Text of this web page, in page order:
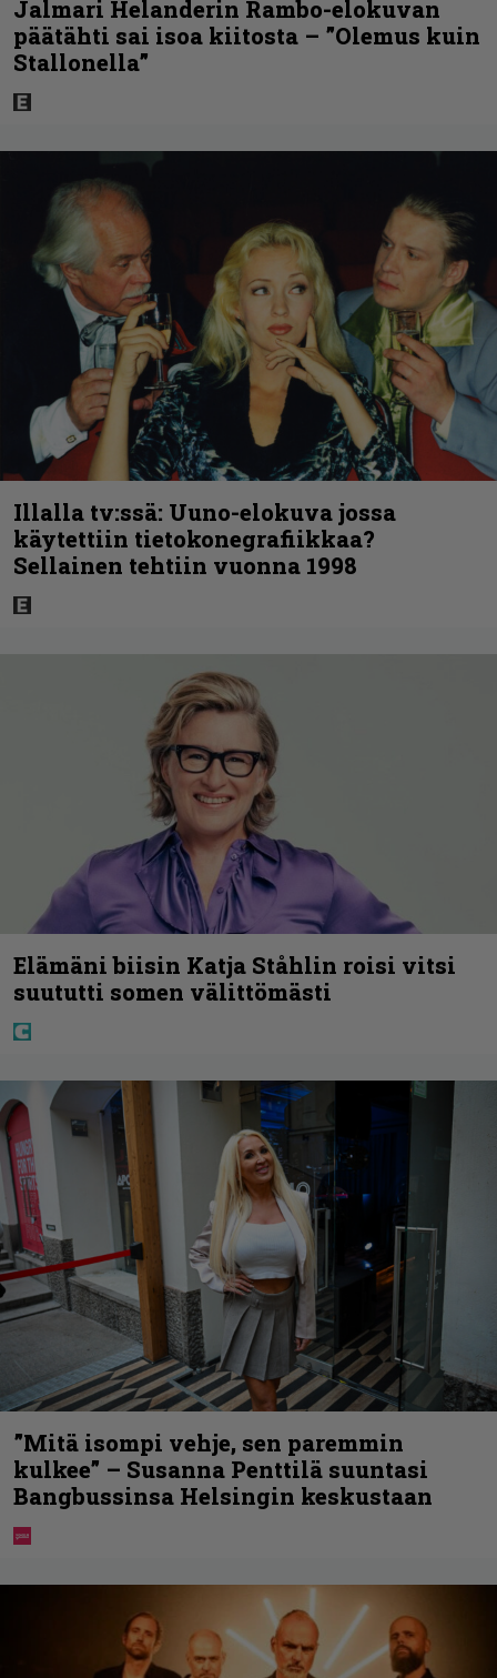
Jalmari Helanderin Rambo-elokuvan
päätähti sai isoa kiitosta – ”Olemus kuin
Stallonella”
Illalla tv:ssä: Uuno-elokuva jossa
käytettiin tietokonegrafiikkaa?
Sellainen tehtiin vuonna 1998
Elämäni biisin Katja Ståhlin roisi vitsi
suututti somen välittömästi
”Mitä isompi vehje, sen paremmin
kulkee” – Susanna Penttilä suuntasi
Bangbussinsa Helsingin keskustaan